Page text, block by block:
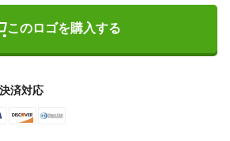
このロゴを購入する
済対応